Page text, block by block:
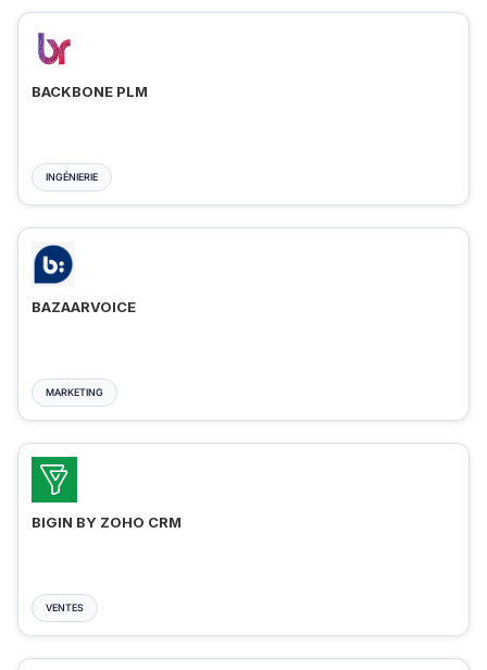
BACKBONE PLM
INGÉNIERIE
BAZAARVOICE
MARKETING
BIGIN BY ZOHO CRM
VENTES